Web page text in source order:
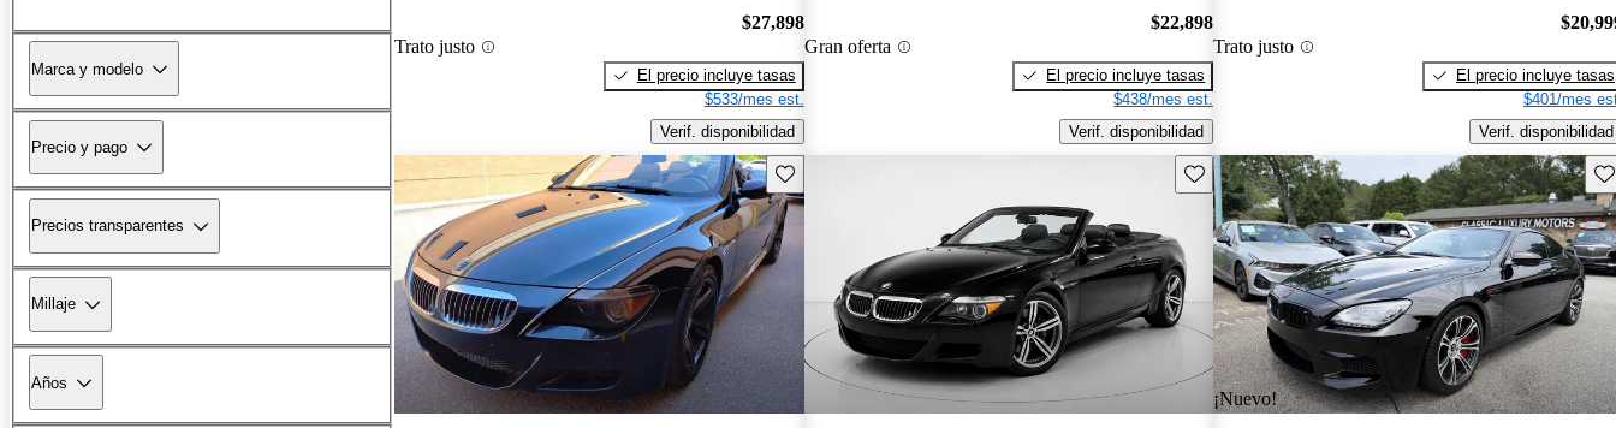
Marca y modelo
Precio y pago
Precios transparentes
Millaje
Años
Trato justo
$27,898
El precio incluye tasas
$533/mes est.
Verif. disponibilidad
Gran oferta
$22,898
El precio incluye tasas
$438/mes est.
Verif. disponibilidad
Trato justo
El precio incluye tasas
$401/mes
Verif. disponibilidad
Guarda este Aviso Guarda este Aviso
¡Nuevo!